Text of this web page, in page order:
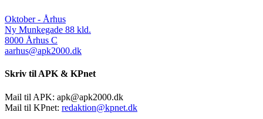
Oktober - Århus
Ny Munkegade 88 kld.
8000 Århus C
aarhus@apk2000.dk
Skriv til APK & KPnet
Mail til APK: apk@apk2000.dk
Mail til KPnet: redaktion@kpnet.dk